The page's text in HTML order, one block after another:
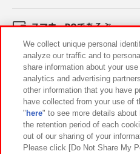
スマホ・PCであそぶ
イベント・キャンペーン
関連会社 サステナビ
プライバシーポリシー ウェブ
We collect unique personal
analyze our traffic and to
share information about your
analytics and advertising
other information that you have
have collected from your use of
" here" to see more details about
the retention period of each
out of our sharing of your
Please click [Do Not Share My